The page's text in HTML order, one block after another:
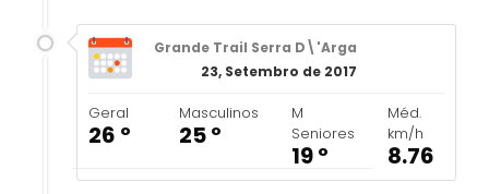
Grande Trail Serra D\'Arga
23, Setembro de 2017
Geral
26 º
Masculinos
25 º
M
Seniores
19 º
Méd.
km/h
8.76